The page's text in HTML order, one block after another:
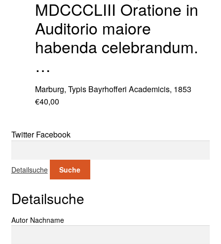
MDCCCLIII Oratione in
Auditorio maiore
habenda celebrandum.
…
Marburg, Typis Bayrhofferi Academicis, 1853
€40,00
Twitter Facebook
Detailsuche Suche
Detailsuche
Suche nach:
Autor Nachname